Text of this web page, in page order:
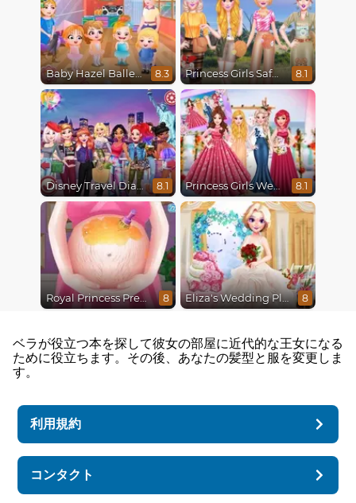
Baby Hazel Ballerina Dance 8.3 Princess Girls Safari Trip 8.1
Disney Travel Diaries: City Break 8.1 Princess Girls Wedding Trip 8.1
Royal Princess Pregnant 8 Eliza's Wedding Planner 8
ベラが役立つ本を探して彼女の部屋に近代的な王女になる
ために役立ちます。その後、あなたの髪型と服を変更しま
す。
利用規約
コンタクト